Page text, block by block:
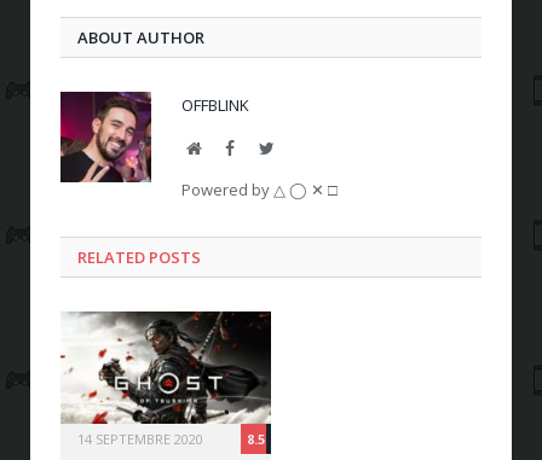
ABOUT AUTHOR
OFFBLINK
WebsiteFacebookTwitter
Powered by △ ◯ ✕ □
RELATED POSTS
14 SEPTEMBRE 2020
8.5